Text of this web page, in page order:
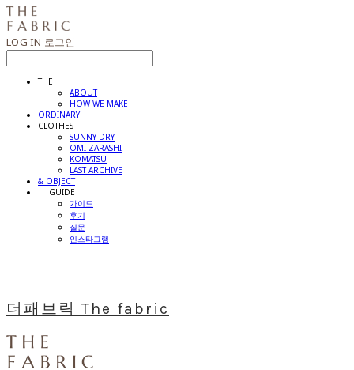
LOG IN 로그인
THE
ABOUT
HOW WE MAKE
ORDINARY
CLOTHES
SUNNY DRY
OMI-ZARASHI
KOMATSU
LAST ARCHIVE
& OBJECT
⠀⠀GUIDE
가이드
후기
질문
인스타그램
더패브릭 The fabric